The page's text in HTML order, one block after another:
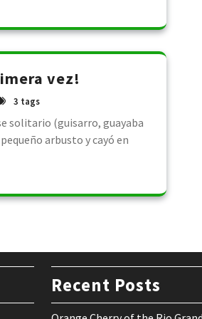
vez!
3 tags
solitario (guisarro, guayaba
arbusto y cayó en
Recent Posts